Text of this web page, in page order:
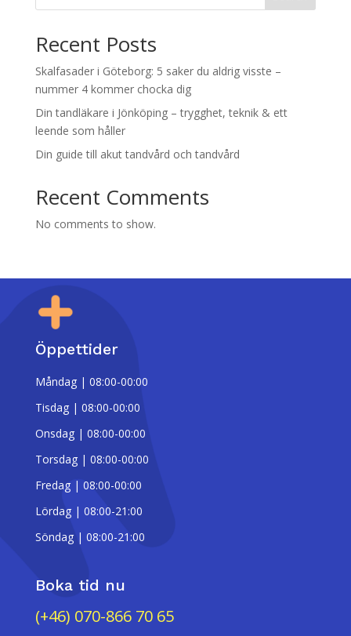
Recent Posts
Skalfasader i Göteborg: 5 saker du aldrig visste –
nummer 4 kommer chocka dig
Din tandläkare i Jönköping – trygghet, teknik & ett
leende som håller
Din guide till akut tandvård och tandvård
Recent Comments
No comments to show.
Öppettider
Måndag | 08:00-00:00
Tisdag | 08:00-00:00
Onsdag | 08:00-00:00
Torsdag | 08:00-00:00
Fredag | 08:00-00:00
Lördag | 08:00-21:00
Söndag | 08:00-21:00
Boka tid nu
(+46) 070-866 70 65